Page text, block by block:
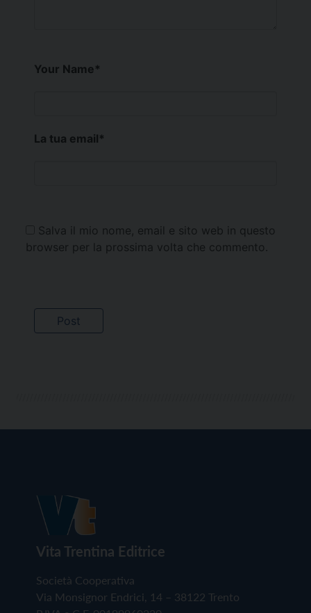
Your Name*
La tua email*
Salva il mio nome, email e sito web in questo
browser per la prossima volta che commento.
Vita Trentina Editrice
Società Cooperativa
Via Monsignor Endrici, 14 – 38122 Trento